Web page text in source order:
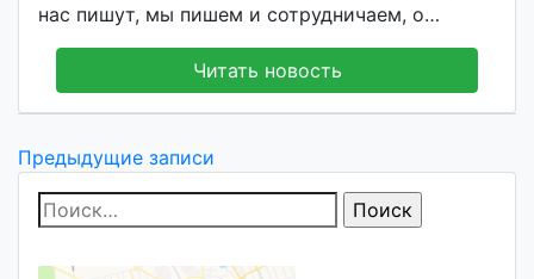
нас пишут, мы пишем и сотрудничаем, о…
Читать новость
Навигация
по
записям
Предыдущие записи
Найти: